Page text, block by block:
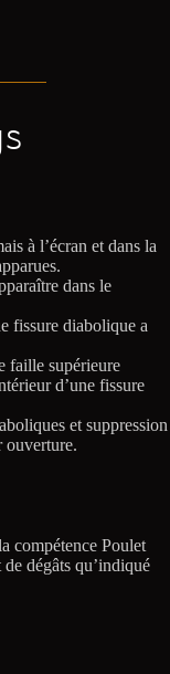
à l’écran et dans la
dans le
fissure diabolique a
faille supérieure
d’une fissure
et suppression
ouverture.
compétence Poulet
dégâts qu’indiqué